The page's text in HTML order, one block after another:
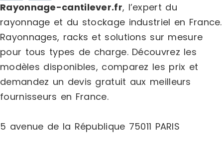
Rayonnage-cantilever.fr, l’expert du
rayonnage et du stockage industriel en France.
Rayonnages, racks et solutions sur mesure
pour tous types de charge. Découvrez les
modèles disponibles, comparez les prix et
demandez un devis gratuit aux meilleurs
fournisseurs en France.
5 avenue de la République 75011 PARIS